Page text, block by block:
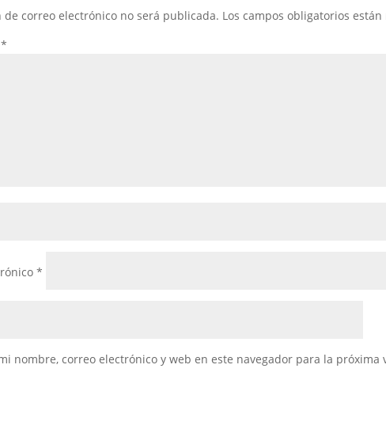
de correo electrónico no será publicada. Los campos obligatorios
*
*
nombre, correo electrónico y web en este navegador para la próxima